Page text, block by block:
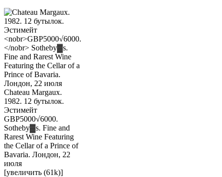
Chateau Margaux.
1982. 12 бутылок.
Эстимейт
GBP5000√6000.
Sotheby▓s. Fine and
Rarest Wine Featuring
the Cellar of a Prince of
Bavaria. Лондон, 22
июля
[увеличить (61k)]